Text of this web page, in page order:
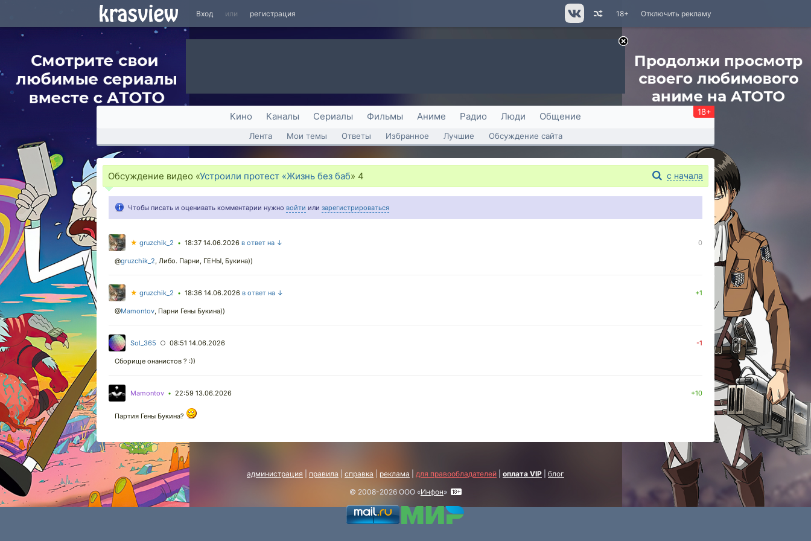
Вход или регистрация Отключить рекламу
18+
Кино Каналы Сериалы Фильмы Аниме Радио Люди Общение 18+
Лента Мои темы Ответы Избранное Лучшие Обсуждение сайта
Обсуждение видео «Устроили протест «Жизнь без баб» 4 с начала
Чтобы писать и оценивать комментарии нужно войти или зарегистрироваться
★ gruzchik_2 • 18:37 14.06.2026 в ответ на ↓ 0
@gruzchik_2, Либо. Парни, ГЕНЫ, Букина))
★ gruzchik_2 • 18:36 14.06.2026 в ответ на ↓ +1
@Mamontov, Парни Гены Букина))
Sol_365 ○ 08:51 14.06.2026 -1
Сборище онанистов ? :))
Mamontov • 22:59 13.06.2026 +10
Партия Гены Букина?
администрация правила справка реклама для правообладателей оплата VIP
блог
© 2008-2026 ООО «Инфон»